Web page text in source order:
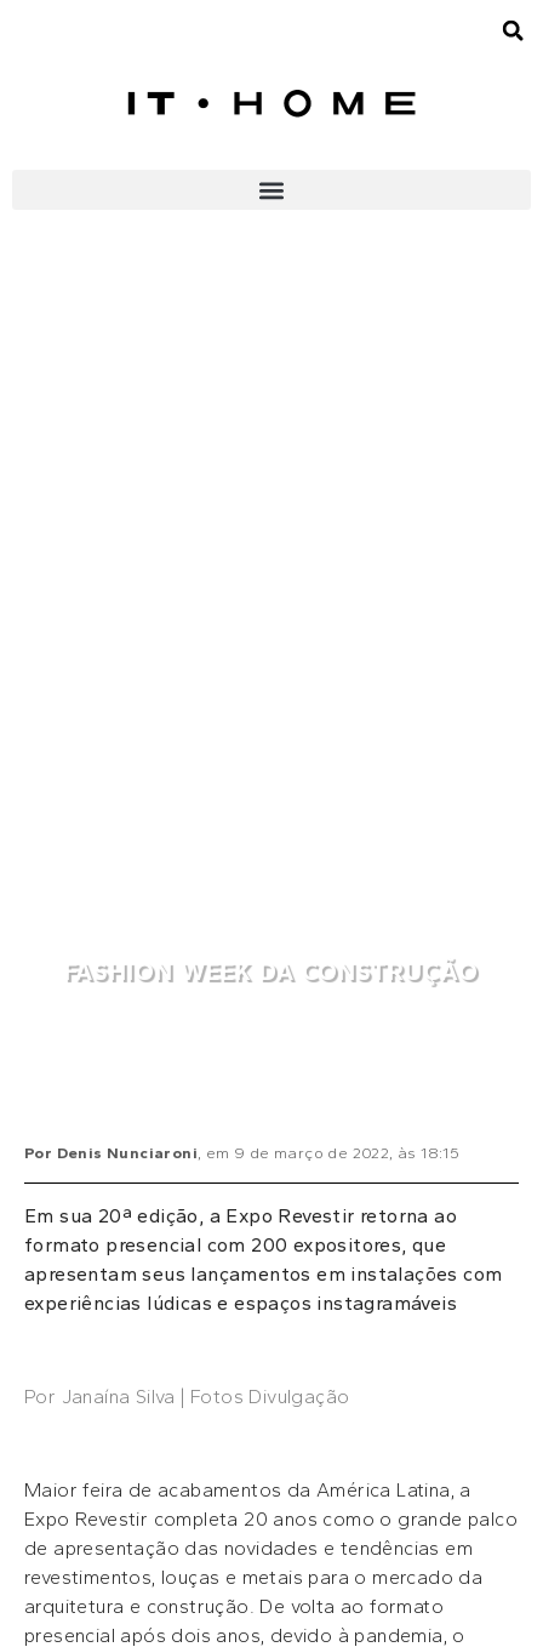
FASHION WEEK DA CONSTRUÇÃO
Por Denis Nunciaroni, em 9 de março de 2022, às 18:15
Em sua 20ª edição, a Expo Revestir retorna ao
formato presencial com 200 expositores, que
apresentam seus lançamentos em instalações com
experiências lúdicas e espaços instagramáveis
Por Janaína Silva | Fotos Divulgação
Maior feira de acabamentos da América Latina, a
Expo Revestir completa 20 anos como o grande palco
de apresentação das novidades e tendências em
revestimentos, louças e metais para o mercado da
arquitetura e construção. De volta ao formato
presencial após dois anos, devido à pandemia, o